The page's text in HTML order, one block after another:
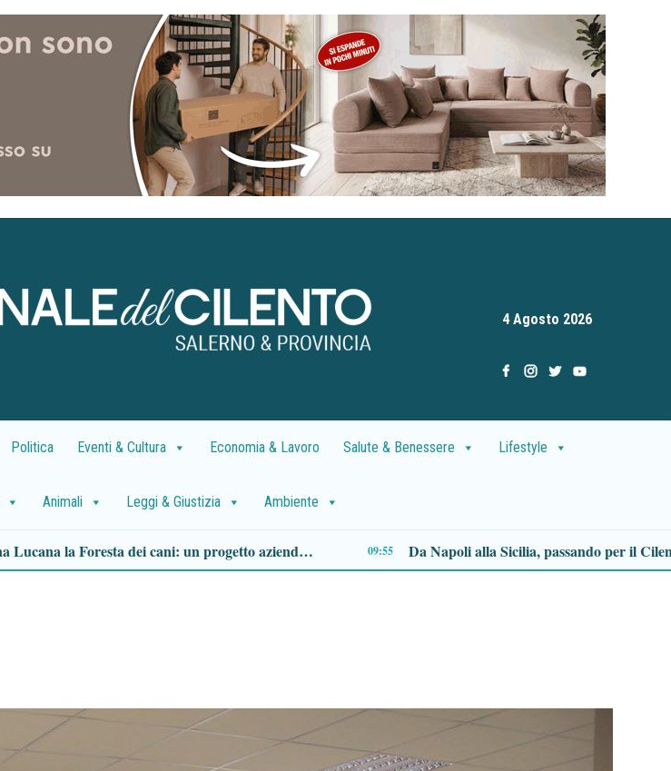
4 Agosto 2026
Politica Eventi & Cultura Economia & Lavoro Salute & Benessere Lifestyle
Animali Leggi & Giustizia Ambiente
Sisma Campi Flegrei: Regione Campania stanzia un milione per l’assistenza agli sfollati di Pozzuoli 21:08 Terremoto di magnitudo 3.2 nel Salernitano, epicentro a Cannalonga: nessun danno